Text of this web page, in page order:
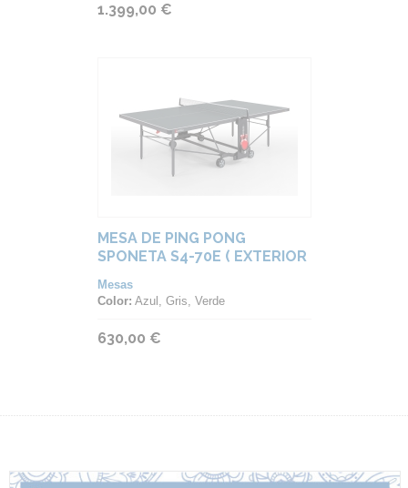
1.399,00 €
MESA DE PING PONG
SPONETA S4-70E ( EXTERIOR
Mesas
Color: Azul, Gris, Verde
630,00 €